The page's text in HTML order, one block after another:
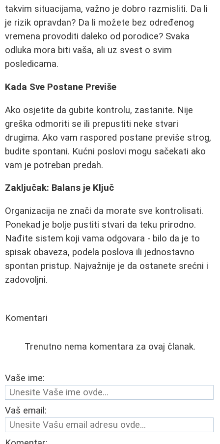
takvim situacijama, važno je dobro razmisliti. Da li
je rizik opravdan? Da li možete bez određenog
vremena provoditi daleko od porodice? Svaka
odluka mora biti vaša, ali uz svest o svim
posledicama.
Kada Sve Postane Previše
Ako osjetite da gubite kontrolu, zastanite. Nije
greška odmoriti se ili prepustiti neke stvari
drugima. Ako vam raspored postane previše strog,
budite spontani. Kućni poslovi mogu sačekati ako
vam je potreban predah.
Zaključak: Balans je Ključ
Organizacija ne znači da morate sve kontrolisati.
Ponekad je bolje pustiti stvari da teku prirodno.
Nađite sistem koji vama odgovara - bilo da je to
spisak obaveza, podela poslova ili jednostavno
spontan pristup. Najvažnije je da ostanete srećni i
zadovoljni.
Komentari
Trenutno nema komentara za ovaj članak.
Vaše ime:
Vaš email: